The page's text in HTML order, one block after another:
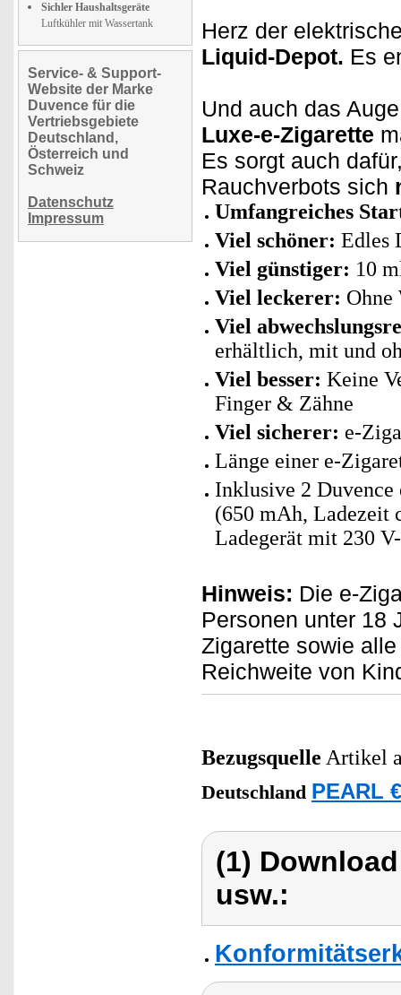
Sichler Haushaltsgeräte
Luftkühler mit Wassertank
Service- & Support-
Website der Marke
Duvence für die
Vertriebsgebiete
Deutschland,
Österreich und
Schweiz
Datenschutz
Impressum
Herz der
Liquid-Depot. Es
Und auch das
Luxe-e-Zigarette
Es sorgt auch
Rauchverbots sich
Umfangreiches
Viel schöner: Edles
Viel günstiger: 10
Viel leckerer: Ohne
Viel
erhältlich, mit und
Viel besser: Keine
Finger & Zähne
Viel sicherer: e-
Länge einer e-
Inklusive 2 Duvence
(650 mAh, Ladezeit
Ladegerät mit 230
Hinweis: Die e-
Personen unter 18
Zigarette sowie
Reichweite von
Bezugsquelle Artikel
Deutschland PEARL
(1)
usw.: